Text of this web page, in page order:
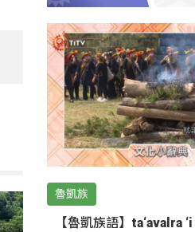
魯凱族
【魯凱族語】ta‘avalra